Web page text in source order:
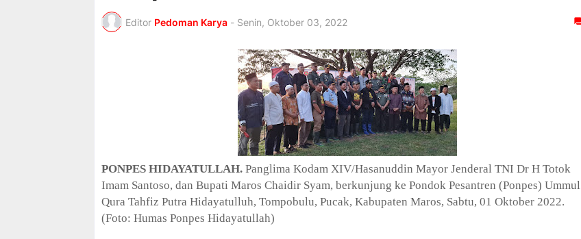
—
Editor Pedoman Karya - Senin, Oktober 03, 2022
PONPES HIDAYATULLAH. Panglima Kodam XIV/Hasanuddin Mayor Jenderal TNI Dr H Totok
Imam Santoso, dan Bupati Maros Chaidir Syam, berkunjung ke Pondok Pesantren (Ponpes) Ummul
Qura Tahfiz Putra Hidayatulluh, Tompobulu, Pucak, Kabupaten Maros, Sabtu, 01 Oktober 2022.
(Foto: Humas Ponpes Hidayatullah)